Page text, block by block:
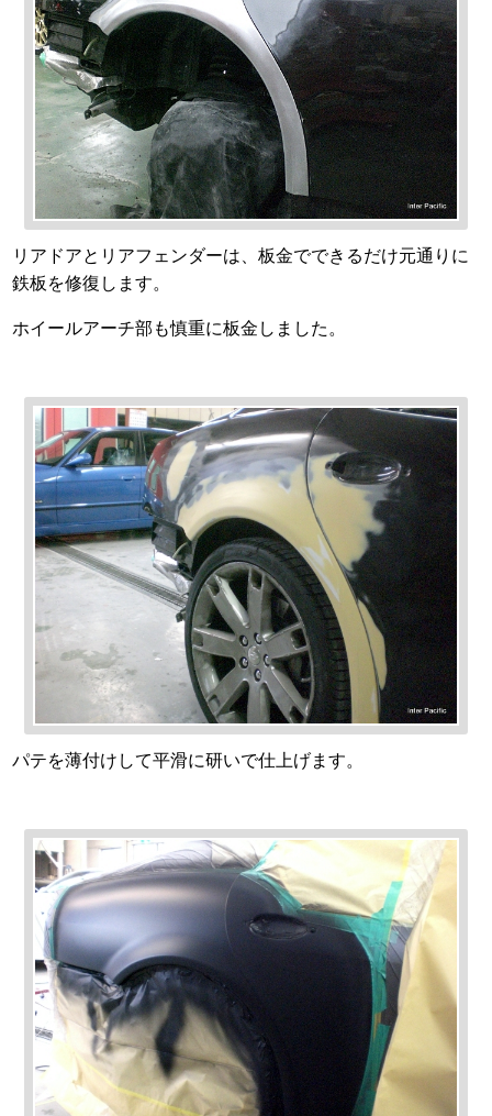
リアドアとリアフェンダーは、板金でできるだけ元通りに
鉄板を修復します。
ホイールアーチ部も慎重に板金しました。
パテを薄付けして平滑に研いで仕上げます。